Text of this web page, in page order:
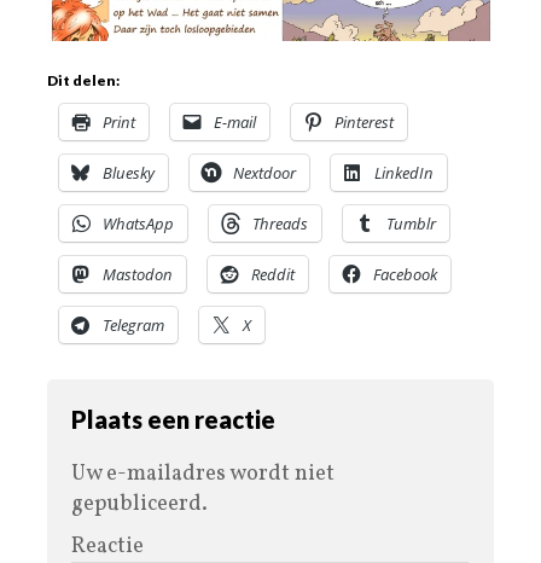
Dit delen:
Print E-mail Pinterest
Bluesky Nextdoor LinkedIn
WhatsApp Threads Tumblr
Mastodon Reddit Facebook
Telegram X
Plaats een reactie
Uw e-mailadres wordt niet
gepubliceerd.
Reactie